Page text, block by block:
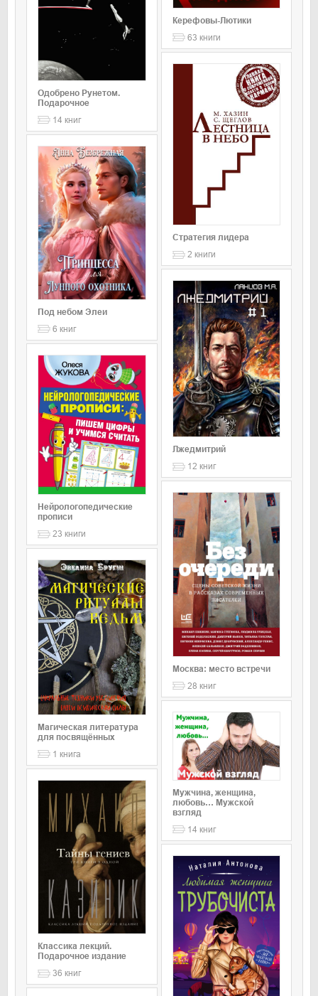
Одобрено Рунетом.
Подарочное
14 книг
Под небом Элеи
6 книг
Нейрологопедические
прописи
23 книги
Магическая литература
для посвящённых
1 книга
Классика лекций.
Подарочное издание
36 книг
Керефовы-Лютики
63 книги
Стратегия лидера
2 книги
Лжедмитрий
12 книг
Москва: место встречи
28 книг
Мужчина, женщина,
любовь… Мужской
взгляд
14 книг